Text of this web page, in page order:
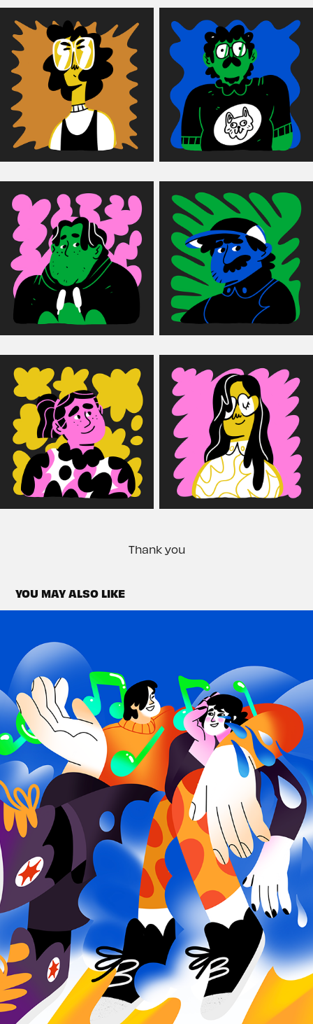
Thank you
YOU MAY ALSO LIKE
SPOTIFY - LA REALIDAD QUE QUIERO
2022